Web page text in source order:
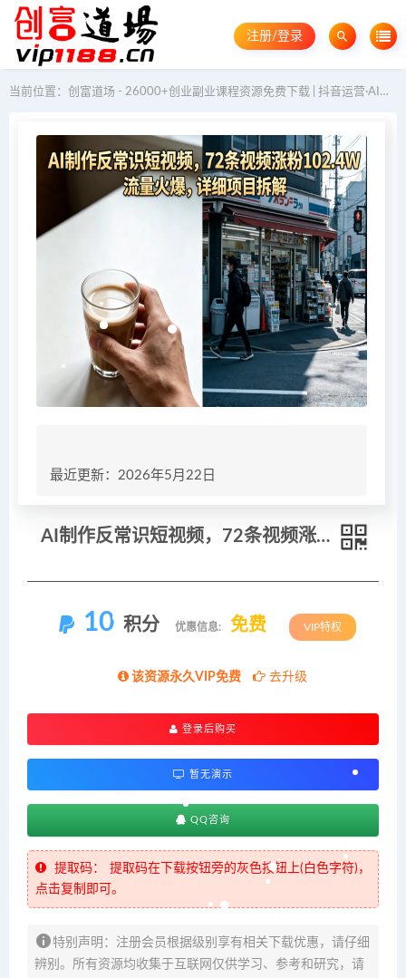
注册/登录
当前位置： 创富道场 - 26000+创业副业课程资源免费下载 | 抖音运营·AI教程·GEO优化
最近更新：2026年5月22日
AI制作反常识短视频，72条视频涨粉102.4W，流量火爆，详细项目拆解
10 积分 优惠信息: 免费 VIP特权
该资源永久VIP免费 去升级
登录后购买
暂无演示
QQ咨询
提取码：
提取码在下载按钮旁的灰色按钮上(白色字符)，
点击复制即可。
特别声明：注册会员根据级别享有相关下载优惠，请仔细
辨别。所有资源均收集于互联网仅供学习、参考和研究，请